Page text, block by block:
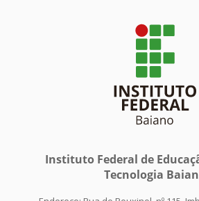
Instituto Federal de
Tecnologia